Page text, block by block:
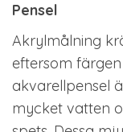
Pensel
Akrylmålning
eftersom
akvarellpensel
mycket vatten